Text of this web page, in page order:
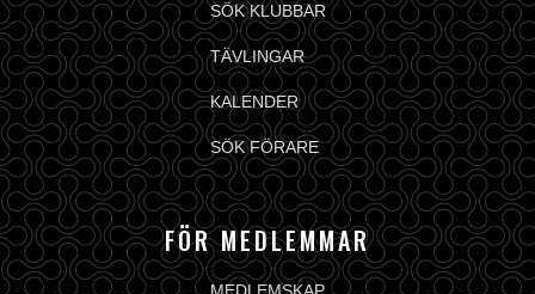
SÖK KLUBBAR
TÄVLINGAR
KALENDER
SÖK FÖRARE
FÖR MEDLEMMAR